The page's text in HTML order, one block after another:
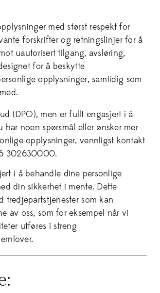
med størst respekt for
forskrifter og retningslinjer for å
uautorisert tilgang, avsløring,
for å beskytte
opplysninger, samtidig som
(DPO), men er fullt engasjert i å
har noen spørsmål eller ønsker mer
opplysninger, vennligst kontakt
302630000.
i å behandle dine personlige
din sikkerhet i mente. Dette
tredjepartstjenester som kan
av oss, som for eksempel når vi
utføres i streng